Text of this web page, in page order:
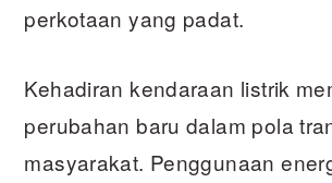
perkotaan yang padat.
Kehadiran kendaraan listrik
perubahan baru dalam pola
masyarakat. Penggunaan